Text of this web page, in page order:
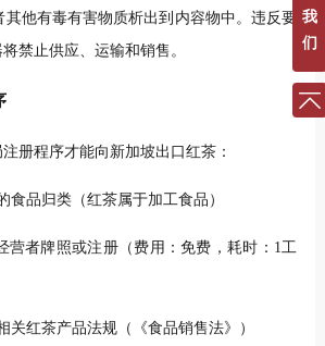
其他有毒有害物质析出到内容物中。违反要
禁止供应、运输和销售。
册程序才能向新加坡出口红茶：
食品归类（红茶属于加工食品）
营者牌照或注册（费用：免费，耗时：1工
关红茶产品法规（《食品销售法》）
我
们